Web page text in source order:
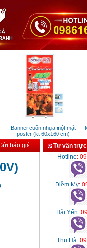
Banner cuốn nhựa một mặt
poster (kt 60x160 cm)
báo giá
Tư vấn
Hotline:
Diễm My:
Hải Yến:
Thu Hà: